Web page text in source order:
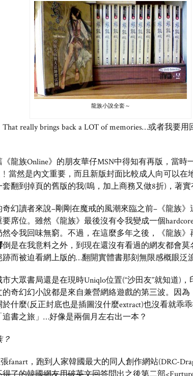
龍族小說全套～
really brings back a LOT of memories…或者我要
龍族Online》的朋友華仔MSN中得知有再版，當時
當然是內文重要，而且新版封面比較成人向可以在
翻到掉頁的舊版的我(嗚，加上商務又做8折)，著實
幻讀者來說–剛剛在魔戒的風潮來臨之前–《龍族
席位。雖然《龍族》最後沒有令我變成一個
令我回味無窮。不過，在這麼多年之後，《龍族
倒是在我意料之外，到現在還沒有看過的網友都會
跡而被迫看網上版的…翻開實體書那刻無限感概眼泛
大眾書局還是在現時Uniqlo位置(“沙田友”就知道)
奇幻幻小說都是來自兼營網絡遊戲的第三波。因
什麼(反正封底也是插圖沒什麼extract)也沒看就乖
書之旅」…好像是兩個月左右出一本？
fanart，跑到人家韓國最大的同人創作網站(DRC-